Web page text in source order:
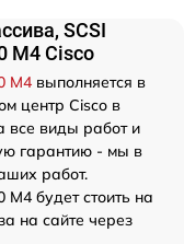
SCSI
M4 Cisco
M4 выполняется в
центр Cisco в
все виды работ и
гарантию - мы в
работ.
будет стоить на
на сайте через